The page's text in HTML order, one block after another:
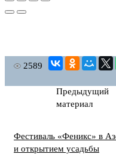
2589
Предыдущий
материал
Фестиваль «Феникс» в
и открытием усадьбы